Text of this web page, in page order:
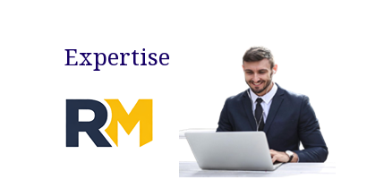
Expertise